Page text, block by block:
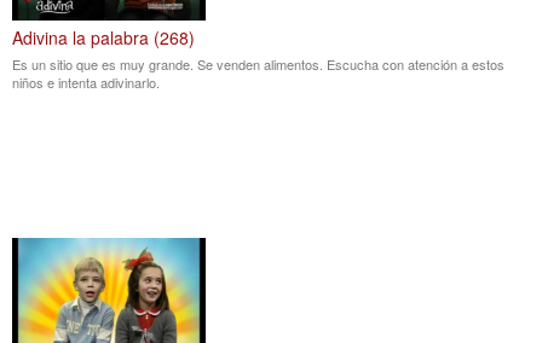
Adivina la palabra (268)
Es un sitio que es muy grande. Se venden alimentos. Escucha con atención a estos
niños e intenta adivinarlo.